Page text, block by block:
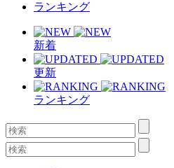
ランキング
新着
更新
ランキング